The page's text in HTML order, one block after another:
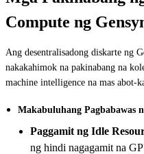
Compute ng
Ang desentralisadong diskarte ng
nakakahimok na pakinabang na
machine intelligence na mas abot-
Makabuluhang Pagbabawas
Paggamit ng Idle
ng hindi nagagamit na